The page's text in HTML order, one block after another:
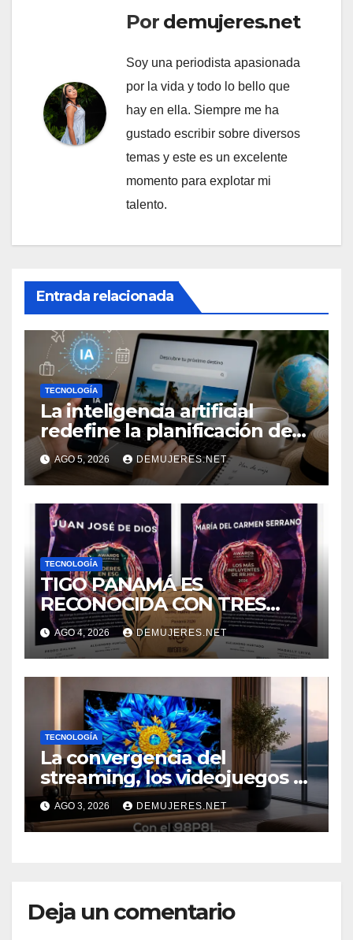
Por demujeres.net
Soy una periodista apasionada
por la vida y todo lo bello que
hay en ella. Siempre me ha
gustado escribir sobre diversos
temas y este es un excelente
momento para explotar mi
talento.
Entrada relacionada
TECNOLOGÍA
La inteligencia artificial
redefine la planificación de
viajes: Los huéspedes
centran sus decisiones y
expectativas enfocándose en
experiencias auténticas y
personalizadas
AGO 5, 2026 DEMUJERES.NET
TECNOLOGÍA
TIGO PANAMÁ ES
RECONOCIDA CON TRES
GALARDONES EN EL FORO
“SOSTENIBILIDAD COMO
NUEVO NORTE 2026” DE LA
REVISTA VIDA Y ÉXITO
EVENTO
AGO 4, 2026 DEMUJERES.NET
TECNOLOGÍA
La convergencia del
streaming, los videojuegos y
el deporte impulsa una
nueva era de televisores
AGO 3, 2026 DEMUJERES.NET
Deja un comentario